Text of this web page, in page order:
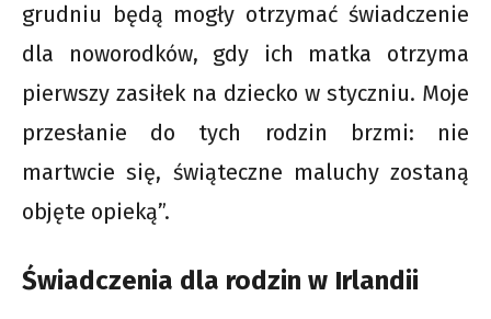
grudniu będą mogły otrzymać świadczenie
dla noworodków, gdy ich matka otrzyma
pierwszy zasiłek na dziecko w styczniu. Moje
przesłanie do tych rodzin brzmi: nie
martwcie się, świąteczne maluchy zostaną
objęte opieką”.
Świadczenia dla rodzin w Irlandii